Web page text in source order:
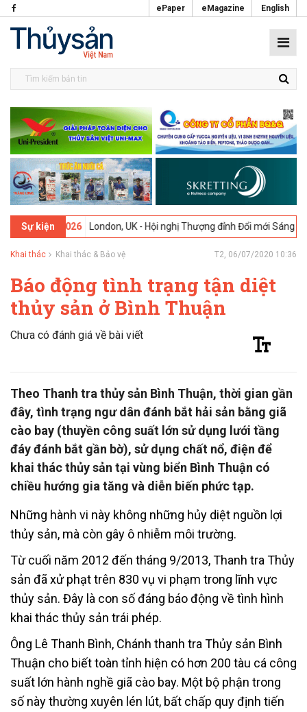
ePaper eMagazine English
Sự kiện
02-2026 London, UK - Hội nghị Thượng đỉnh Đổi mới Sáng tạo
Khai thác Khai thác & Bảo vệ T2, 06/07/2020 10:36
Báo động tình trạng tận diệt
thủy sản ở Bình Thuận
Chưa có đánh giá về bài viết
Theo Thanh tra thủy sản Bình Thuận, thời gian gần
đây, tình trạng ngư dân đánh bắt hải sản bằng giã
cào bay (thuyền công suất lớn sử dụng lưới tầng
đáy đánh bắt gần bờ), sử dụng chất nổ, điện để
khai thác thủy sản tại vùng biển Bình Thuận có
chiều hướng gia tăng và diễn biến phức tạp.
Những hành vi này không những hủy diệt nguồn lợi
thủy sản, mà còn gây ô nhiễm môi trường.
Từ cuối năm 2012 đến tháng 9/2013, Thanh tra Thủy
sản đã xử phạt trên 830 vụ vi phạm trong lĩnh vực
thủy sản. Đây là con số đáng báo động về tình hình
khai thác thủy sản trái phép.
Ông Lê Thanh Bình, Chánh thanh tra Thủy sản Bình
Thuận cho biết toàn tỉnh hiện có hơn 200 tàu cá công
suất lớn hành nghề giã cào bay. Một bộ phận trong
số này thường xuyên lén lút, bất chấp quy định tiến